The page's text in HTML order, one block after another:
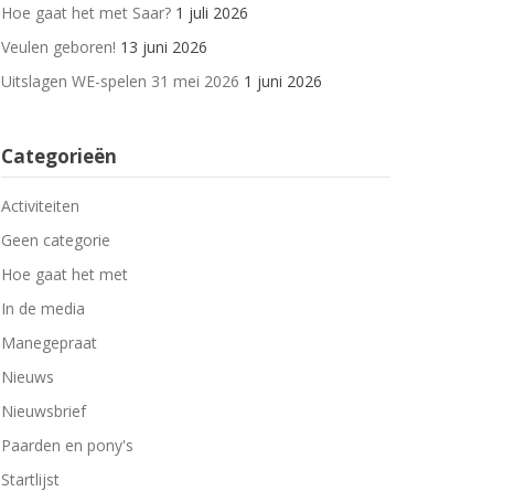
Hoe gaat het met Saar? 1 juli 2026
Veulen geboren! 13 juni 2026
Uitslagen WE-spelen 31 mei 2026 1 juni 2026
Categorieën
Activiteiten
Geen categorie
Hoe gaat het met
In de media
Manegepraat
Nieuws
Nieuwsbrief
Paarden en pony's
Startlijst